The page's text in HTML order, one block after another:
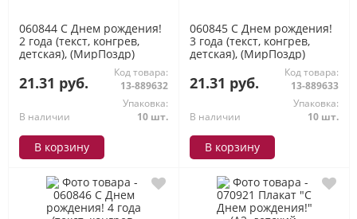
060844 С Днем рождения!
2 года (текст, конгрев,
детская), (МирПоздр)
21.31 руб.
Код товара:
13-889632
В наличии
Упаковка:
10 шт.
В корзину
060845 С Днем рождения!
3 года (текст, конгрев,
детская), (МирПоздр)
21.31 руб.
Код товара:
13-889633
В наличии
Упаковка:
10 шт.
В корзину